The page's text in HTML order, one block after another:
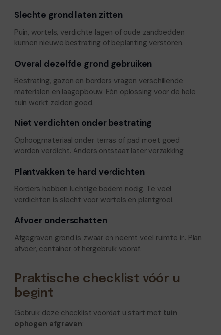
Slechte grond laten zitten
Puin, wortels, verdichte lagen of oude zandbedden
kunnen nieuwe bestrating of beplanting verstoren.
Overal dezelfde grond gebruiken
Bestrating, gazon en borders vragen verschillende
materialen en laagopbouw. Eén oplossing voor de hele
tuin werkt zelden goed.
Niet verdichten onder bestrating
Ophoogmateriaal onder terras of pad moet goed
worden verdicht. Anders ontstaat later verzakking.
Plantvakken te hard verdichten
Borders hebben luchtige bodem nodig. Te veel
verdichten is slecht voor wortels en plantgroei.
Afvoer onderschatten
Afgegraven grond is zwaar en neemt veel ruimte in. Plan
afvoer, container of hergebruik vooraf.
Praktische checklist vóór u
begint
Gebruik deze checklist voordat u start met tuin
ophogen afgraven: